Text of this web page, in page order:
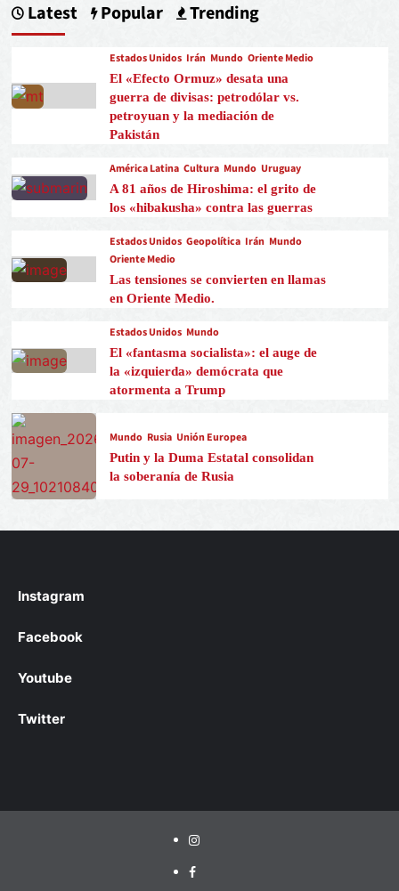
Latest Popular Trending
Estados Unidos Irán Mundo Oriente Medio
El «Efecto Ormuz» desata una
guerra de divisas: petrodólar vs.
petroyuan y la mediación de
Pakistán
América Latina Cultura Mundo Uruguay
A 81 años de Hiroshima: el grito de
los «hibakusha» contra las guerras
Estados Unidos Geopolítica Irán Mundo
Oriente Medio
Las tensiones se convierten en llamas
en Oriente Medio.
Estados Unidos Mundo
El «fantasma socialista»: el auge de
la «izquierda» demócrata que
atormenta a Trump
Mundo Rusia Unión Europea
Putin y la Duma Estatal consolidan
la soberanía de Rusia
Instagram
Facebook
Youtube
Twitter